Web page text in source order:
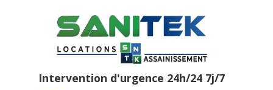
Intervention d'urgence 24h/24 7j/7